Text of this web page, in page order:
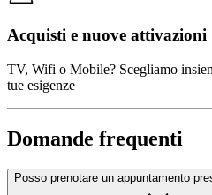
Acquisti e nuove attivazioni
TV, Wifi o Mobile? Scegliamo
tue esigenze
Domande frequenti
Posso prenotare un appuntamento